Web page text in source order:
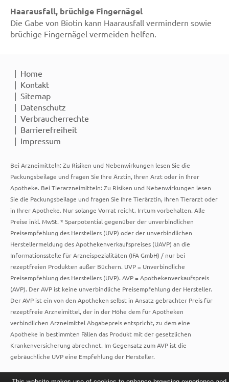
Haarausfall, brüchige Fingernägel
Die Gabe von Biotin kann Haarausfall vermindern sowie
brüchige Fingernägel vermeiden helfen.
Home
Kontakt
Sitemap
Datenschutz
Verbraucherrechte
Barrierefreiheit
Impressum
Bei Arzneimitteln: Zu Risiken und Nebenwirkungen lesen Sie die
Packungsbeilage und fragen Sie Ihre Ärztin, Ihren Arzt oder in Ihrer
Apotheke. Bei Tierarzneimitteln: Zu Risiken und Nebenwirkungen lesen
Sie die Packungsbeilage und fragen Sie Ihre Tierärztin, Ihren Tierarzt oder
in Ihrer Apotheke. Nur solange Vorrat reicht. Irrtum vorbehalten. Alle
Preise inkl. MwSt. * Sparpotential gegenüber der unverbindlichen
Preisempfehlung des Herstellers (UVP) oder der unverbindlichen
Herstellermeldung des Apothekenverkaufspreises (UAVP) an die
Informationsstelle für Arzneispezialitäten (IFA GmbH) / nur bei
rezeptfreien Produkten außer Büchern. UVP = Unverbindliche
Preisempfehlung des Herstellers (UVP). AVP = Apothekenverkaufspreis
(AVP). Der AVP ist keine unverbindliche Preisempfehlung der Hersteller.
Der AVP ist ein von den Apotheken selbst in Ansatz gebrachter Preis für
rezeptfreie Arzneimittel, der in der Höhe dem für Apotheken
verbindlichen Arzneimittel Abgabepreis entspricht, zu dem eine
Apotheke in bestimmten Fällen das Produkt mit der gesetzlichen
Krankenversicherung abrechnet. Im Gegensatz zum AVP ist die
gebräuchliche UVP eine Empfehlung der Hersteller.